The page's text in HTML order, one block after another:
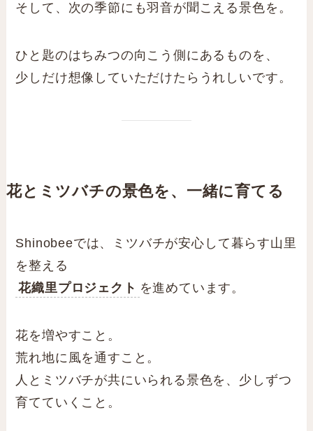
そして、次の季節にも羽音が聞こえる景色を。
ひと匙のはちみつの向こう側にあるものを、
少しだけ想像していただけたらうれしいです。
花とミツバチの景色を、一緒に育てる
Shinobeeでは、ミツバチが安心して暮らす山里
を整える
花織里プロジェクト を進めています。
花を増やすこと。
荒れ地に風を通すこと。
人とミツバチが共にいられる景色を、少しずつ
育てていくこと。